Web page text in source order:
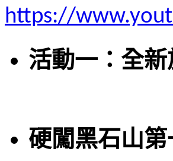
https://
活動一：全
硬闖黑石山